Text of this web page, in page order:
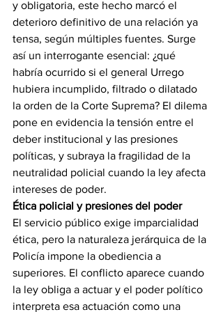
y obligatoria, este hecho marcó el
deterioro definitivo de una relación ya
tensa, según múltiples fuentes. Surge
así un interrogante esencial: ¿qué
habría ocurrido si el general Urrego
hubiera incumplido, filtrado o dilatado
la orden de la Corte Suprema? El dilema
pone en evidencia la tensión entre el
deber institucional y las presiones
políticas, y subraya la fragilidad de la
neutralidad policial cuando la ley afecta
intereses de poder.
Ética policial y presiones del poder
El servicio público exige imparcialidad
ética, pero la naturaleza jerárquica de la
Policía impone la obediencia a
superiores. El conflicto aparece cuando
la ley obliga a actuar y el poder político
interpreta esa actuación como una